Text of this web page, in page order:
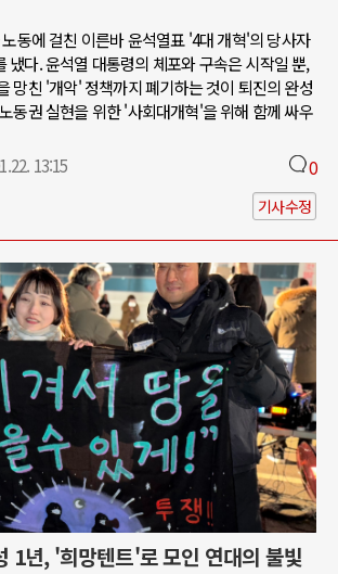
동에 걸친 이른바 윤석열표 '4대 개혁'의 당사자
냈다. 윤석열 대통령의 체포와 구속은 시작일 뿐,
망친 '개악' 정책까지 폐기하는 것이 퇴진의 완성
동권 실현을 위한 '사회대개혁'을 위해 함께 싸우
13:15 0
기사수정
1년, '희망텐트'로 모인 연대의 불빛